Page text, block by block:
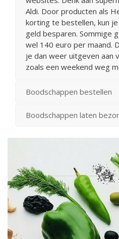
Aldi. Door producten als
korting te bestellen, kun
geld besparen. Sommige
wel 140 euro per maand.
je dan weer uitgeven aan
zoals een weekend weg
Boodschappen bestellen
Boodschappen laten